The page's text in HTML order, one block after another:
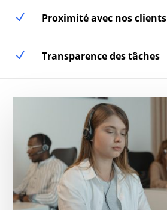
N Proximité avec nos clients
N Transparence des tâches